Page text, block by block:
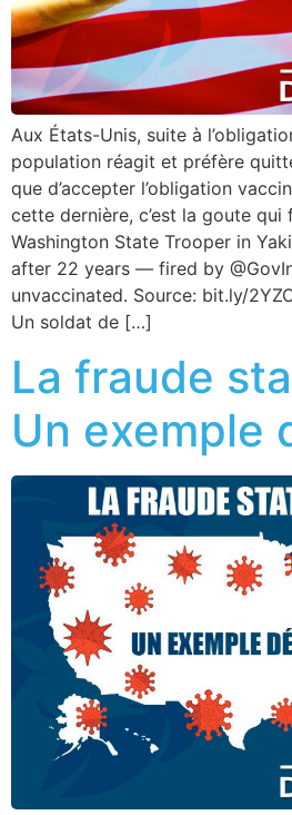
Aux États-Unis, suite à
population réagit et préfère
que d’accepter l’obligation
cette dernière, c’est la goute
Washington State Trooper in
after 22 years — fired by
unvaccinated. Source: bit.ly/
Un soldat de […]
La fraude
Un exemple